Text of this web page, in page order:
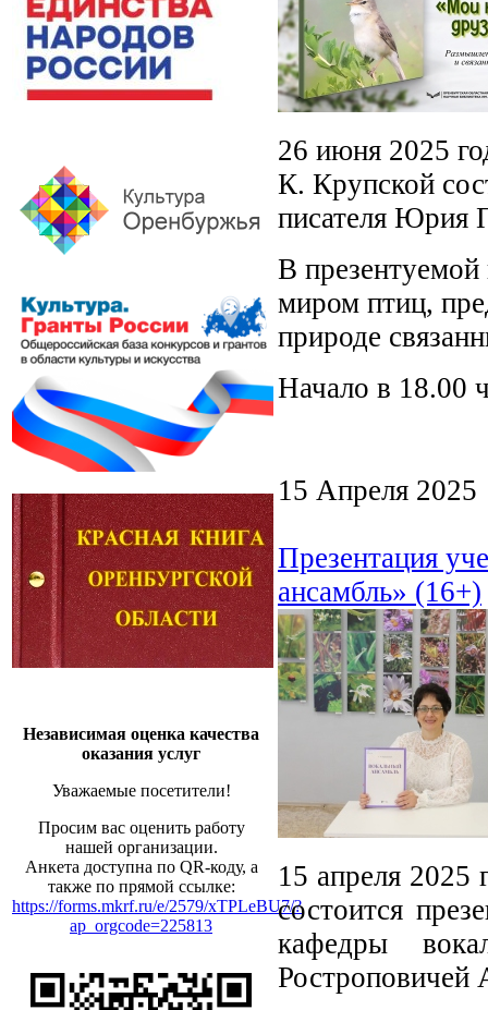
Независимая оценка качества
оказания услуг
Уважаемые посетители!
Просим вас оценить работу
нашей организации.
Анкета доступна по QR-коду, а
также по прямой ссылке:
https://forms.mkrf.ru/e/2579/xTPLeBU7/?
ap_orgcode=225813
26 июня 2025
К. Крупской
писателя Юрия
В презентуемой
миром птиц,
природе
Начало в 18.00
15 Апреля 2025
Презентация
ансамбль» (16+)
15 апреля 2025
состоится
кафедры
Ростроповичей